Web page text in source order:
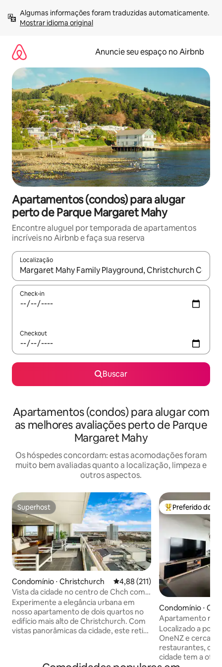
para
Mostrar idioma original
Anuncie seu espaço no Airbnb
Apartamentos (condos) para alugar
perto de Parque Margaret Mahy
Encontre aluguel por temporada de apartamentos
incríveis no Airbnb e faça sua reserva
Localização
Quando os resultados estiverem disponíveis, explore-os
Check-in
Checkout
Buscar
Apartamentos (condos) para alugar com
as melhores avaliações perto de Parque
Margaret Mahy
Os hóspedes concordam: estas acomodações foram
muito bem avaliadas quanto a localização, limpeza e
outros aspectos.
Superhost
Superhost
Condomínio ⋅ Christchurch 4,88 de uma avaliação média de
4,88 (211)
Vista da cidade no centro de Chch com
estacionamento gratuito
Experimente a elegância urbana em
nosso apartamento de dois quartos no
edifício mais alto de Christchurch. Com
vistas panorâmicas da cidade, este retiro
Entre os
Preferido dos
Condomínio ⋅
Apartamento
próximo ao
Localizado a
OneNZ e
restaurantes,
cidade tem a oferecer.